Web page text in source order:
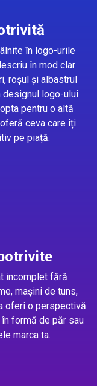
în logo-urile
în mod clar
roșul și albastrul
designul logo-ului
pentru o altă
ceva care îți
pe piață.
incomplet fără
mașini de tuns,
oferi o perspectivă
formă de păr sau
marca ta.